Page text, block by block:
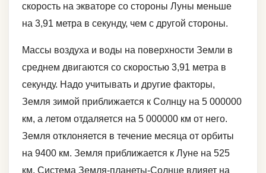
скорость на экваторе со стороны Луны меньше
на 3,91 метра в секунду, чем с другой стороны.
Массы воздуха и воды на поверхности Земли в
среднем двигаются со скоростью 3,91 метра в
секунду. Надо учитывать и другие факторы,
Земля зимой приближается к Солнцу на 5 000000
км, а летом отдаляется на 5 000000 км от него.
Земля отклоняется в течение месяца от орбиты
на 9400 км. Земля приближается к Луне на 525
км. Система Земля-планеты-Солнце влияет на